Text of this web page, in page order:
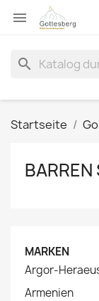

search
Startseite
BARREN
MARKEN
Argor-
Armenien